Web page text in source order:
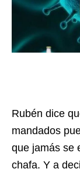
Rubén dice
mandados
que jamás se
chafa. Y a